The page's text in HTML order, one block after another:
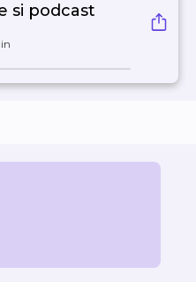
si podcast